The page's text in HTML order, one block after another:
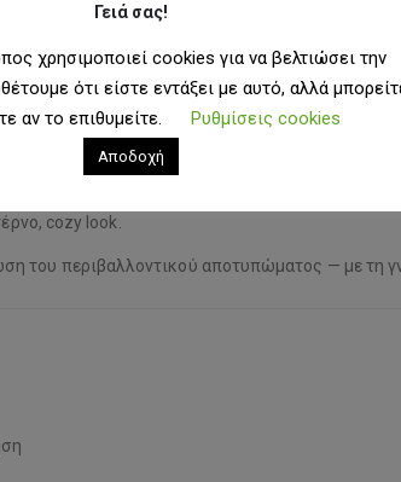
και άνεση. Με
cozy look.
του περιβαλλοντικού αποτυπώματος — με τη
Γειά σας!
χρησιμοποιεί cookies για να βελτιώσει την
ότι είστε εντάξει με αυτό, αλλά
αν το επιθυμείτε.
Ρυθμίσεις cookies
Αποδοχή